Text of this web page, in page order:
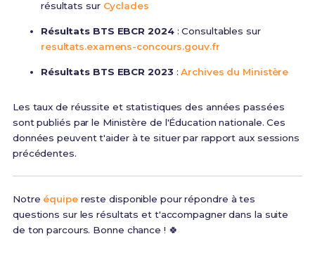
résultats sur Cyclades
Résultats BTS EBCR 2024: Consultables sur
resultats.examens-concours.gouv.fr
Résultats BTS EBCR 2023 :Archives du Ministère
Les taux de réussite et statistiques des années passées
sont publiés par le Ministère de l'Éducation nationale. Ces
données peuvent t'aider à te situer par rapport aux sessions
précédentes.
Notre équipereste disponible pour répondre à tes
questions sur les résultats et t'accompagner dans la suite
de ton parcours. Bonne chance ! 🍀